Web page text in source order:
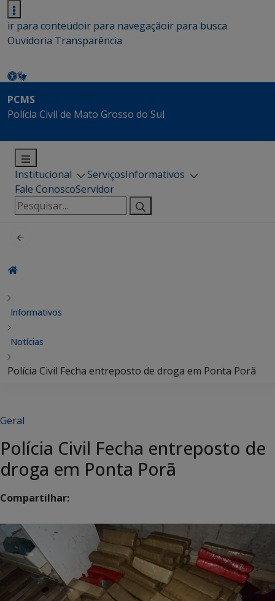
ir para conteúdoir para navegaçãoir para busca
Ouvidoria Transparência
PCMS
Polícia Civil de Mato Grosso do Sul
Institucional ServiçosInformativos
Fale ConoscoServidor
Pesquisar
por:
Informativos
Notícias
Polícia Civil Fecha entreposto de droga em Ponta Porã
Geral
Polícia Civil Fecha entreposto de
droga em Ponta Porã
Compartilhar: